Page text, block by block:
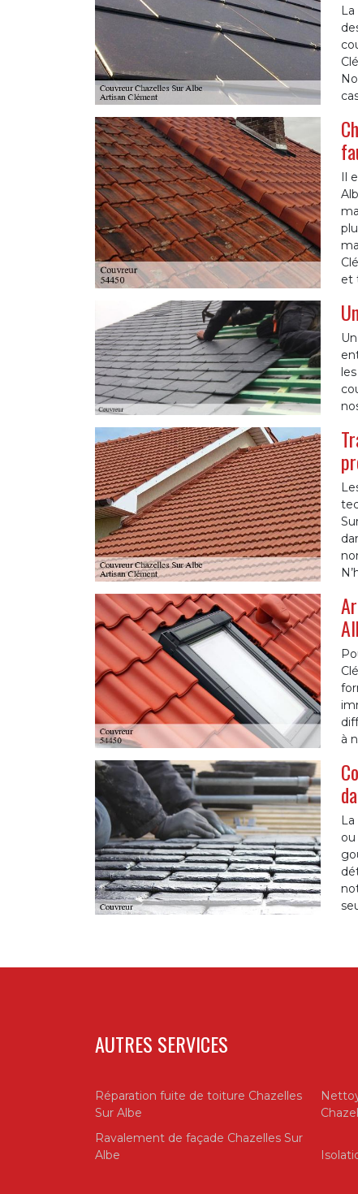
Il
et
à
ou
AUTRES SERVICES
Réparation fuite de toiture Chazelles
Sur Albe
Ravalement de façade Chazelles Sur
Albe